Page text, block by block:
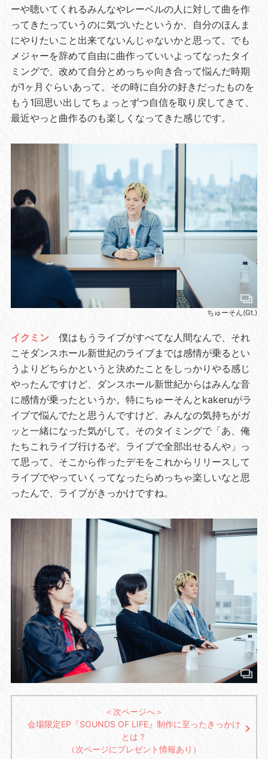
ーや聴いてくれるみんなやレーベルの人に対して曲を作
ってきたっていうのに気づいたというか、自分のほんま
にやりたいこと出来てないんじゃないかと思って。でも
メジャーを辞めて自由に曲作っていいよってなったタイ
ミングで、改めて自分とめっちゃ向き合って悩んだ時期
が1ヶ月ぐらいあって。その時に自分の好きだったものを
もう1回思い出してちょっとずつ自信を取り戻してきて、
最近やっと曲作るのも楽しくなってきた感じです。
ちゅーそん(Gt.)
イクミン
僕はもうライブがすべてな人間なんで、それ
こそダンスホール新世紀のライブまでは感情が乗るとい
うよりどちらかというと決めたことをしっかりやる感じ
やったんですけど、ダンスホール新世紀からはみんな音
に感情が乗ったというか。特にちゅーそんとkakeruがラ
イブで悩んでたと思うんですけど、みんなの気持ちがガ
ッと一緒になった気がして。そのタイミングで「あ、俺
たちこれライブ行けるぞ。ライブで全部出せるんや」っ
て思って、そこから作ったデモをこれからリリースして
ライブでやっていくってなったらめっちゃ楽しいなと思
ったんで、ライブがきっかけですね。
＜次ページへ＞
会場限定EP『SOUNDS OF LIFE』制作に至ったきっかけ
とは？
（次ページにプレゼント情報あり）